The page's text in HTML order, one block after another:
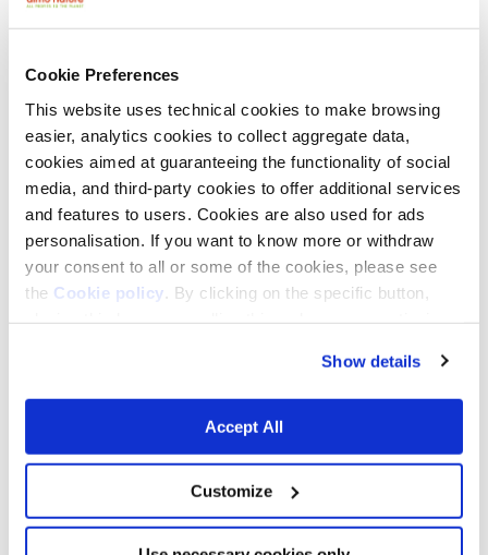
Cookie Preferences
This website uses technical cookies to make browsing
easier, analytics cookies to collect aggregate data,
cookies aimed at guaranteeing the functionality of social
media, and third-party cookies to offer additional services
and features to users. Cookies are also used for ads
personalisation. If you want to know more or withdraw
your consent to all or some of the cookies, please see
the Cookie policy . By clicking on the specific button,
Show details
Accept All
Customize
Niente giustifica la caccia. Dibattito